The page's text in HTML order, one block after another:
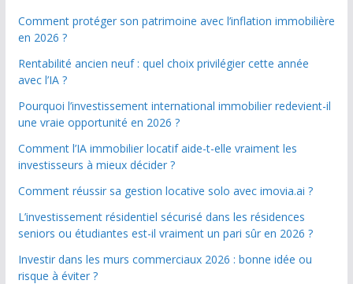
Comment protéger son patrimoine avec l’inflation immobilière
en 2026 ?
Rentabilité ancien neuf : quel choix privilégier cette année
avec l’IA ?
Pourquoi l’investissement international immobilier redevient-il
une vraie opportunité en 2026 ?
Comment l’IA immobilier locatif aide-t-elle vraiment les
investisseurs à mieux décider ?
Comment réussir sa gestion locative solo avec imovia.ai ?
L’investissement résidentiel sécurisé dans les résidences
seniors ou étudiantes est-il vraiment un pari sûr en 2026 ?
Investir dans les murs commerciaux 2026 : bonne idée ou
risque à éviter ?